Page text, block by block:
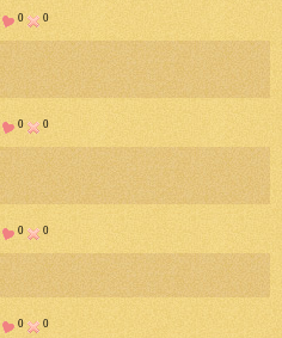
0 0
0 0
0 0
0 0